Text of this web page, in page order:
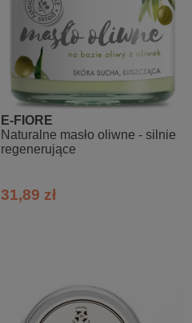
E-FIORE
Naturalne masło oliwne - silnie
regenerujące
31,89 zł